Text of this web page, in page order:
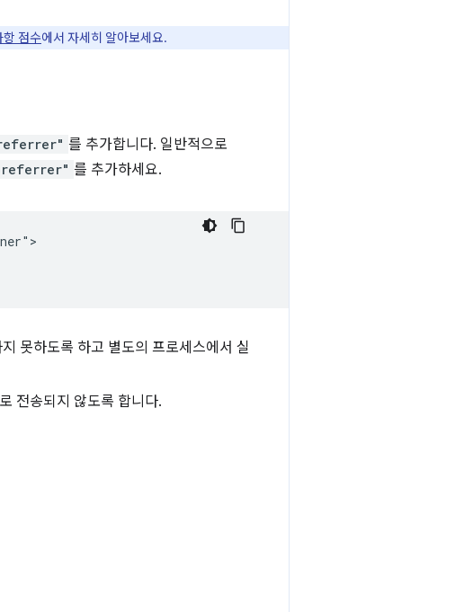
항 점수에서 자세히 알아보세요.
를 추가합니다. 일반적으로
를 추가하세요.
못하도록 하고 별도의 프로세스에서 실
전송되지 않도록 합니다.